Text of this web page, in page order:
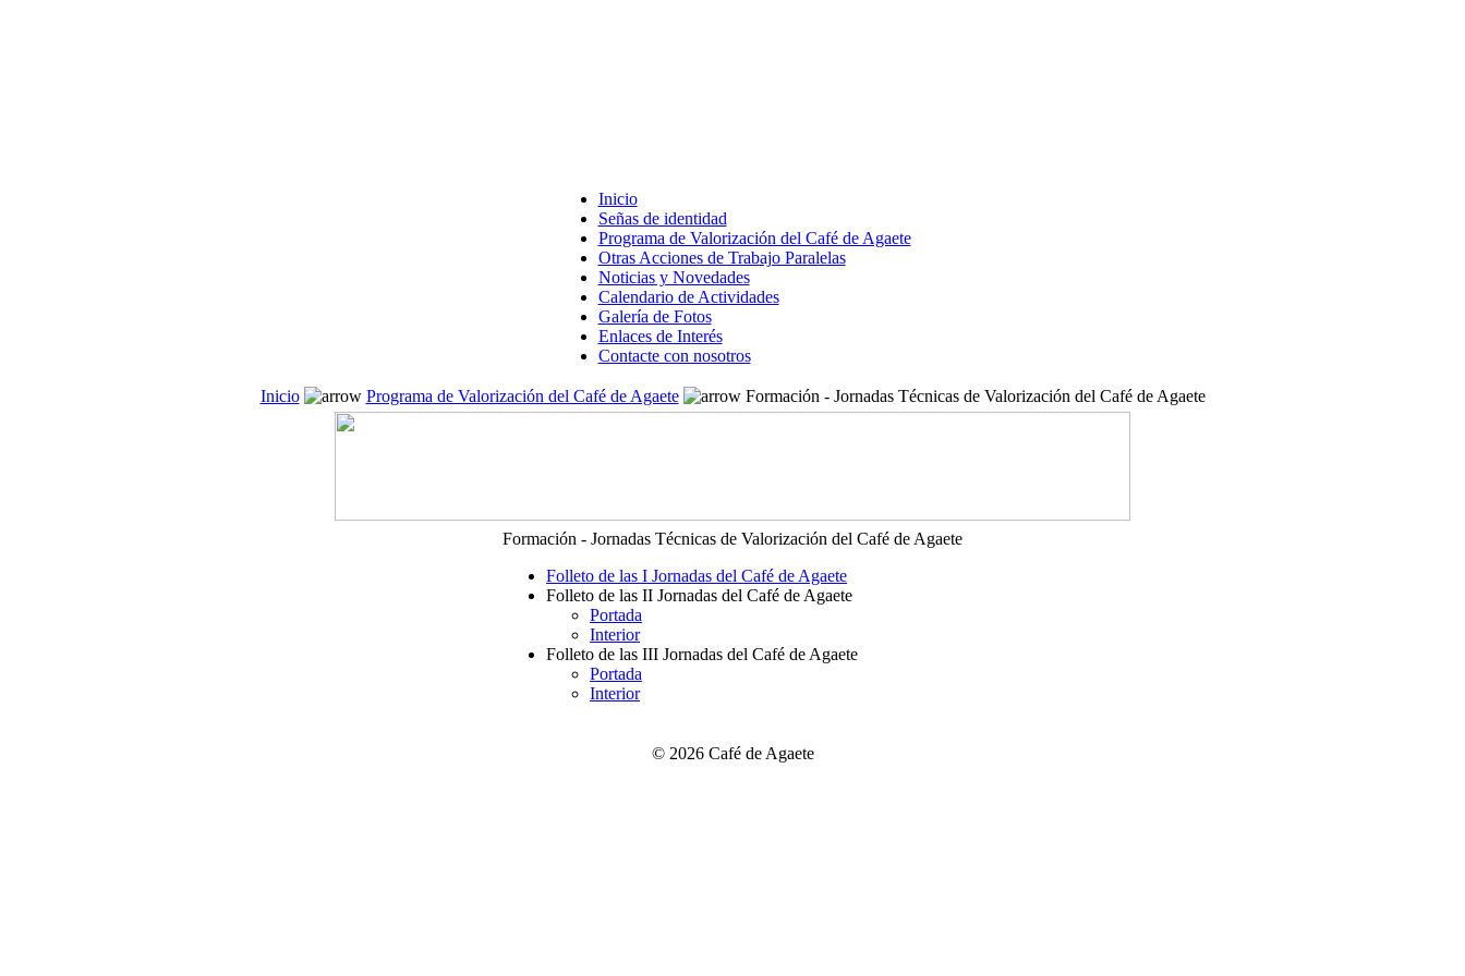
Inicio
Señas de identidad
Programa de Valorización del Café de Agaete
Otras Acciones de Trabajo Paralelas
Noticias y Novedades
Calendario de Actividades
Galería de Fotos
Enlaces de Interés
Contacte con nosotros
Inicio Programa de Valorización del Café de Agaete Formación - Jornadas Técnicas de Valorización del Café de Agaete
Formación - Jornadas Técnicas de Valorización del Café de Agaete
Folleto de las I Jornadas del Café de Agaete
Folleto de las II Jornadas del Café de Agaete
Portada
Interior
Folleto de las III Jornadas del Café de Agaete
Portada
Interior
© 2026 Café de Agaete